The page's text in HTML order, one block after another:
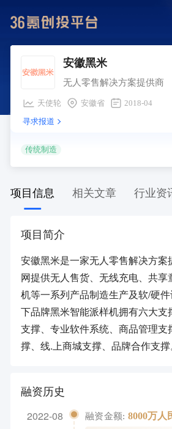
安徽黑米
无人零售解决方案提供商
天使轮 安徽省 2018-04
寻求报道
传统制造
项目信息 相关文章 行业资
项目简介
安徽黑米是一家无人零售解决方案
网提供无人售货、无线充电、共
机等一系列产品制造生产及软/硬
下品牌黑米智能派样机拥有六大支
支撑、专业软件系统、商品管理支
撑、线.上商城支撑、品牌合作支撑
融资历史
2022-08 融资金额: 8000万人